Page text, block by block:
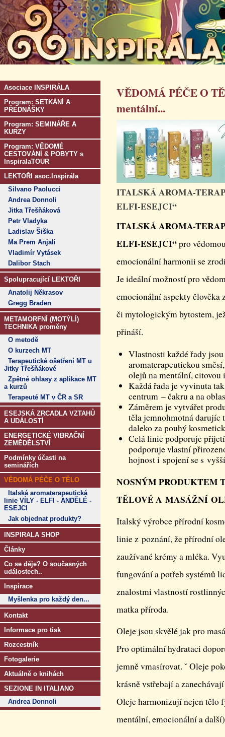
Asociace INSPIRÁLA
Program: SETKÁNÍ A
PŘEDNÁŠKY
Program: SEMINÁŘE A
KURZY
Program: VĚDOMÉ
CESTOVÁNÍ & POBYTY s
InspiralaTOUR
LEKTOŘI asoc.Inspirála
Silvano Paolucci
Andrea Donnoli
Jitka Třešňáková
Petr Vladyka
Ladislav Šiška
Ma Prem Anjali
Vladimír Vytásek
Dalibor Stach
Spolupracující LEKTOŘI
Anatolij Někrasov
Gregg Braden
METAMORFNÍ (MOTÝLÍ)
TECHNIKA proměny
O metodě
O kurzech MT
Terapeutické ošetření MT u
Jitky Třešňákové
Zpětné ohlasy z aplikace MT
a kurzů
Terapeuté MT v ČR a SR
ESEJSKÁ ZRCADLA VZTAHŮ
A UDÁLOSTÍ
ENERGETICKÉ VIBRAČNÍ
ZEMĚDĚLSTVÍ
Podmínky účasti na
seminářích
VĚDOMÁ PÉČE O TĚLO
Italská aromaterapeutická
linie VÍLY - ELFI - ANDĚLÉ -
ESEJCI
Jak objednat produkty?
INSPIRALA SHOP
Články
Co se děje? O současných
událostech..
Inspirace
Myšlenka pro každý den...
Kontakt
Informace pro tisk
Rozcestník
Fotogalerie
Aktuálně o knihách
SEZIONE IN ITALIANO
Andrea Donnoli
VĚDOMÁ PÉČE O
mentální...
ITALSKÁ AROMA-
ELFI-ESEJCI“
ITALSKÁ AROMA-
ELFI-ESEJCI“pro
emocionální harmonii se
Je ideální možností pro
emocionální aspekty člověka
či mytologickým bytostem,
přináší.
Vlastnosti každé řady
aromaterapeutickou
olejů na mentální,
Každá řada je vyvinuta
centrum – čakru a na
Záměrem je vytvářet
těla jemnohmotná darujíc
daleko za pouhý
Celá linie podporuje
podporuje vlastní
hojnost i spojení se s
NOSNÝM PRODUKTEM
TĚLOVÉ A MASÁŽNÍ
Italský výrobce přírodní
linie z poznání, že přírodní
zaužívané krémy a mléka.
fungování a potřeb systémů
znalostmi vlastností
matka příroda.
Oleje jsou skvělé jak pro
Pro optimální hydrataci
jemně vmasírovat. ˇ Oleje
krásně vstřebají a
Oleje harmonizují nejen tělo
mentální, emocionální a